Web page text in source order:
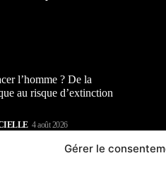
Gérer le
l’homme ? De la
au risque d’extinction
4 août 2026
Play : 5 révélations sur la